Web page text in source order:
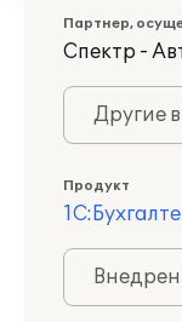
Партнер,
Спектр -
Другие
Продукт